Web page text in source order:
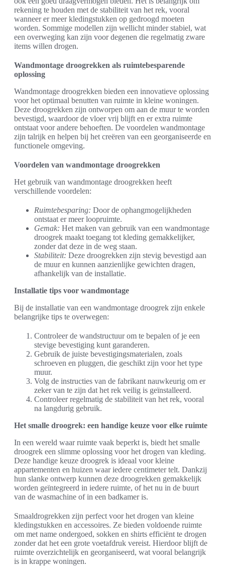
rekening te houden met de stabiliteit van het rek, vooral
wanneer er meer kledingstukken op gedroogd moeten
worden. Sommige modellen zijn wellicht minder stabiel, wat
een overweging kan zijn voor degenen die regelmatig zware
items willen drogen.
Wandmontage droogrekken als ruimtebesparende
oplossing
Wandmontage droogrekken bieden een innovatieve oplossing
voor het optimaal benutten van ruimte in kleine woningen.
Deze droogrekken zijn ontworpen om aan de muur te worden
bevestigd, waardoor de vloer vrij blijft en er extra ruimte
ontstaat voor andere behoeften. De voordelen wandmontage
zijn talrijk en helpen bij het creëren van een georganiseerde en
functionele omgeving.
Voordelen van wandmontage droogrekken
Het gebruik van wandmontage droogrekken heeft
verschillende voordelen:
Ruimtebesparing: Door de ophangmogelijkheden
ontstaat er meer loopruimte.
Gemak: Het maken van gebruik van een wandmontage
droogrek maakt toegang tot kleding gemakkelijker,
zonder dat deze in de weg staan.
Stabiliteit: Deze droogrekken zijn stevig bevestigd aan
de muur en kunnen aanzienlijke gewichten dragen,
afhankelijk van de installatie.
Installatie tips voor wandmontage
Bij de installatie van een wandmontage droogrek zijn enkele
belangrijke tips te overwegen:
Controleer de wandstructuur om te bepalen of je een
stevige bevestiging kunt garanderen.
Gebruik de juiste bevestigingsmaterialen, zoals
schroeven en pluggen, die geschikt zijn voor het type
muur.
Volg de instructies van de fabrikant nauwkeurig om er
zeker van te zijn dat het rek veilig is geïnstalleerd.
Controleer regelmatig de stabiliteit van het rek, vooral
na langdurig gebruik.
Het smalle droogrek: een handige keuze voor elke ruimte
In een wereld waar ruimte vaak beperkt is, biedt het smalle
droogrek een slimme oplossing voor het drogen van kleding.
Deze handige keuze droogrek is ideaal voor kleine
appartementen en huizen waar iedere centimeter telt. Dankzij
hun slanke ontwerp kunnen deze droogrekken gemakkelijk
worden geïntegreerd in iedere ruimte, of het nu in de buurt
van de wasmachine of in een badkamer is.
Smaaldrogrekken zijn perfect voor het drogen van kleine
kledingstukken en accessoires. Ze bieden voldoende ruimte
om met name ondergoed, sokken en shirts efficiënt te drogen
zonder dat het een grote voetafdruk vereist. Hierdoor blijft de
ruimte overzichtelijk en georganiseerd, wat vooral belangrijk
is in krappe woningen.